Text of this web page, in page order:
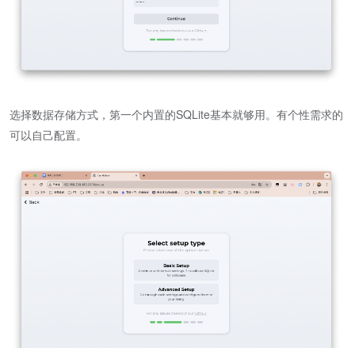
选择数据存储方式，第一个内置的SQLite基本就够用。有个性需求的
可以自己配置。